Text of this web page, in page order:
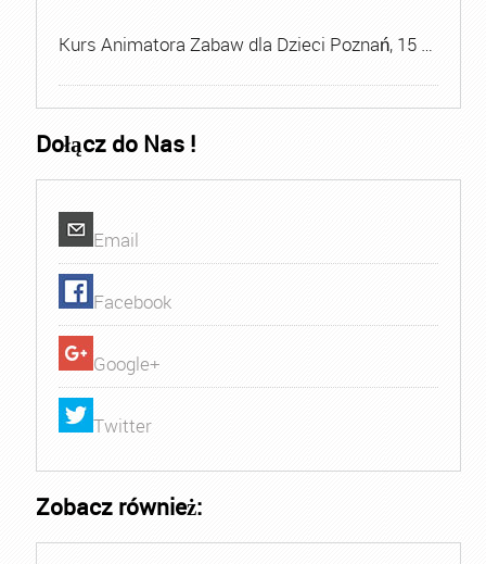
Kurs Animatora Zabaw dla Dzieci Poznań, 15 …
Dołącz do Nas !
Email
Facebook
Google+
Twitter
Zobacz również: